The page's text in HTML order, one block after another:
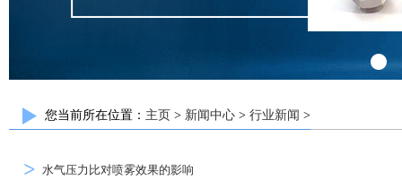
您当前所在位置： 主页 > 新闻中心 > 行业新闻 >
水气压力比对喷雾效果的影响